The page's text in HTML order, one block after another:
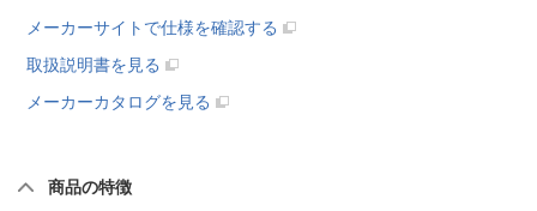
メーカーサイトで仕様を確認する
取扱説明書を見る
メーカーカタログを見る
商品の特徴